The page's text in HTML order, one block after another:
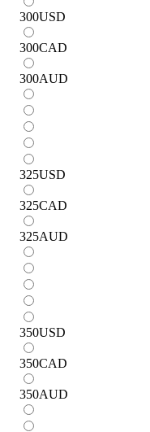
300USD
300CAD
300AUD
325USD
325CAD
325AUD
350USD
350CAD
350AUD